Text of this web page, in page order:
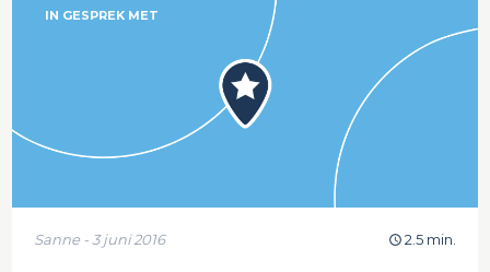
IN GESPREK MET
Sanne - 3 juni 2016 2.5 min.